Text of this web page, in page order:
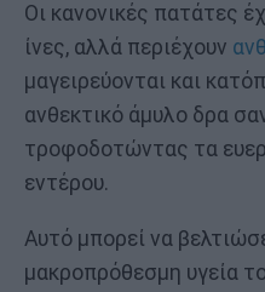
Οι κανονικές πατάτες
ίνες, αλλά περιέχουν
μαγειρεύονται και
ανθεκτικό άμυλο δρα
τροφοδοτώντας τα
εντέρου.
Αυτό μπορεί να
μακροπρόθεσμη υγεία